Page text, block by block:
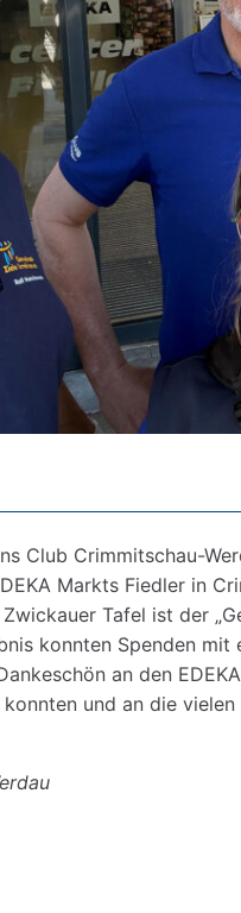
Club Crimmitschau-
Markts Fiedler in
Tafel ist der
konnten Spenden mit
an den
und an die